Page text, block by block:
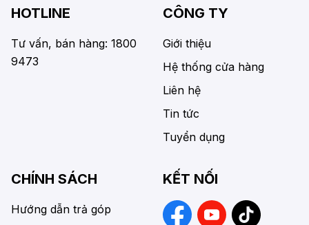
HOTLINE
Tư vấn, bán hàng: 1800
9473
CÔNG TY
Giới thiệu
Hệ thống cửa hàng
Liên hệ
Tin tức
Tuyển dụng
CHÍNH SÁCH
Hướng dẫn trả góp
KẾT NỐI